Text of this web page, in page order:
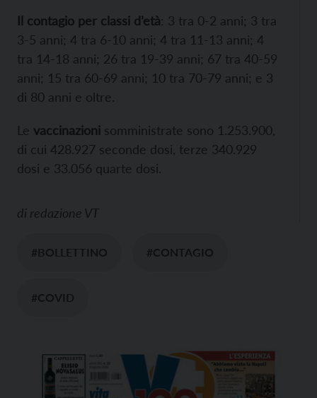
Il contagio per classi d’età: 3 tra 0-2 anni; 3 tra
3-5 anni; 4 tra 6-10 anni; 4 tra 11-13 anni; 4
tra 14-18 anni; 26 tra 19-39 anni; 67 tra 40-59
anni; 15 tra 60-69 anni; 10 tra 70-79 anni; e 3
di 80 anni e oltre.
Le vaccinazioni somministrate sono 1.253.900,
di cui 428.927 seconde dosi, terze 340.929
dosi e 33.056 quarte dosi.
di redazione VT
#BOLLETTINO #CONTAGIO
#COVID